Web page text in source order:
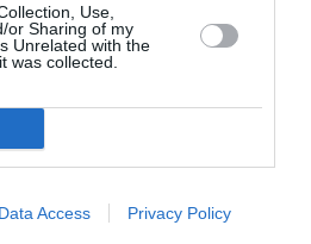
Use,
or Sharing of my
Unrelated with the
was collected.
Data Access Privacy Policy
LE 7 AOÛT 1909 DANS LE
CIEL : ROGER SOMMER
L’ACTUALITÉ